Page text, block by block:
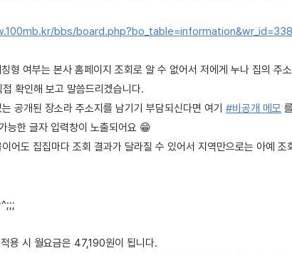
bbs/
형 여부는 본사 홈페이지 조회로 알 수 없어서 저에게 누나 집의 주
확인해 보고 말씀드리겠습니다.
공개된 장소라 주소지를 남기기 부담되신다면 여기 #비공개 메모
능한 글자 입력창이 노출되어요 😁
어도 집집마다 조회 결과가 달라질 수 있어서 지역만으로는 아예 조
용 시 월요금은 47,190원이 됩니다.